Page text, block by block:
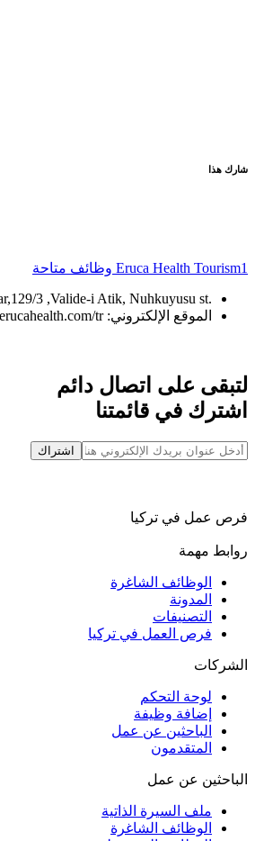
شارك هذا
Eruca Health Tourism1 وظائف متاحة
.Üsküdar,129/3 ,Valide-i Atik, Nuhkuyusu st
الموقع الإلكتروني: https://erucahealth.com/tr
لتبقى على اتصال دائم
اشترك في قائمتنا
اشتراك
فرص عمل في تركيا
روابط مهمة
الوظائف الشاغرة
المدونة
التصنيفات
فرص العمل في تركيا
الشركات
لوحة التحكم
إضافة وظيفة
الباحثين عن عمل
المتقدمون
الباحثين عن عمل
ملف السيرة الذاتية
الوظائف الشاغرة